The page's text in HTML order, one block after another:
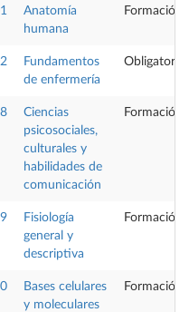
Anatomía
humana
Formación
Fundamentos
de enfermería
Obligatoria
Ciencias
psicosociales,
culturales y
habilidades de
comunicación
Formación
Fisiología
general y
descriptiva
Formación
Bases celulares
y moleculares
Formación